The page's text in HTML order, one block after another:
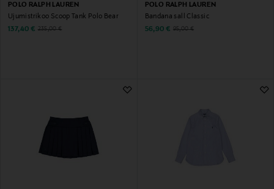
POLO RALPH LAUREN
Ujumistrikoo Scoop Tank Polo Bear
Discounted Price
137,40 € Original Price
235,00 €
POLO RALPH LAUREN
Bandana sall Classic
Discounted Price
56,90 € Original Price
95,00 €